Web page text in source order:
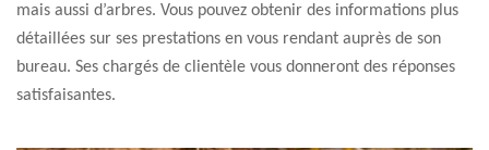
mais aussi d’arbres. Vous pouvez obtenir des informations plus
détaillées sur ses prestations en vous rendant auprès de son
bureau. Ses chargés de clientèle vous donneront des réponses
satisfaisantes.